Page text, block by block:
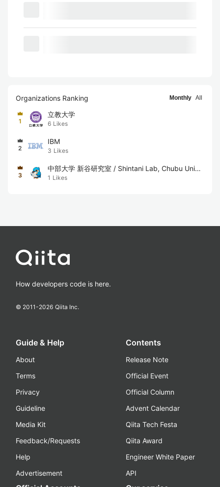
Organizations Ranking Monthly All
1
立教大学
6 Likes
2
IBM
3 Likes
3
中部大学 新谷研究室 / Shintani Lab, Chubu Unive
rsity
1 Likes
How developers code is here.
© 2011-2026 Qiita Inc.
Guide & Help
About
Terms
Privacy
Guideline
Media Kit
Feedback/Requests
Help
Advertisement
Contents
Release Note
Official Event
Official Column
Advent Calendar
Qiita Tech Festa
Qiita Award
Engineer White Paper
API